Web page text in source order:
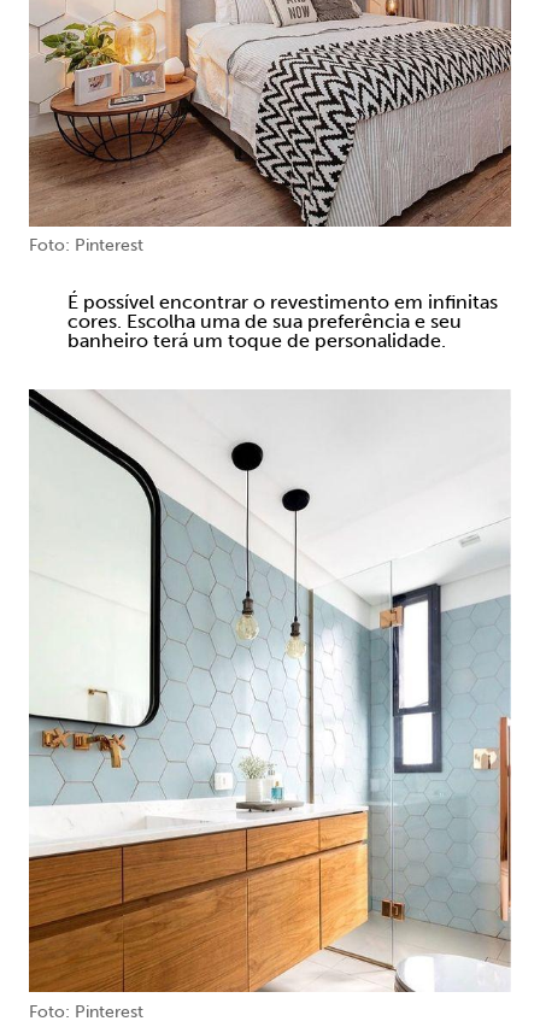
Foto: Pinterest
É possível encontrar o revestimento em infinitas
cores. Escolha uma de sua preferência e seu
banheiro terá um toque de personalidade.
Foto: Pinterest